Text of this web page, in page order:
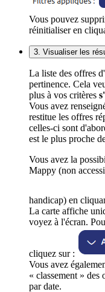
Vous pouvez
réinitialiser en
3. Visualiser les
La liste des offres
pertinence. Cela
plus à vos critères
Vous avez
restitue les offres
celles-ci sont
est le plus proche
Vous avez la
Mappy (non
handicap) en
La carte affiche
voyez à l'écran.
cliquez sur :
Vous avez
« classement »
par date.